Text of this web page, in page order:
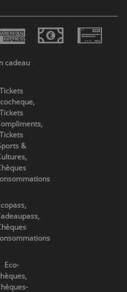
cadeau
Tickets
Tickets
Tickets
&
Eco-